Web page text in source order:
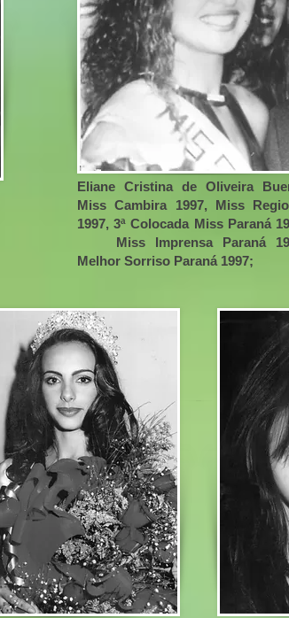
Eliane Cristina de Oliveira
Miss Cambira 1997, Miss
1997, 3ª Colocada Miss Paraná
Miss Imprensa Paraná
Melhor Sorriso Paraná 1997;